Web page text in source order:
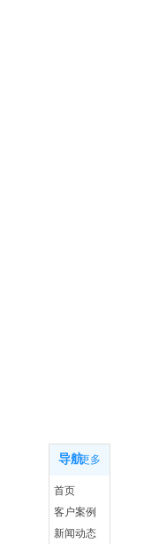
导航更多
首页
客户案例
新闻动态